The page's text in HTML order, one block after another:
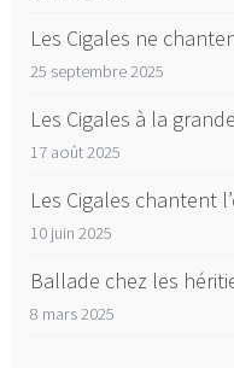
Les Cigales ne
25 septembre 2025
Les Cigales à la
17 août 2025
Les Cigales chantent
10 juin 2025
Ballade chez les
8 mars 2025